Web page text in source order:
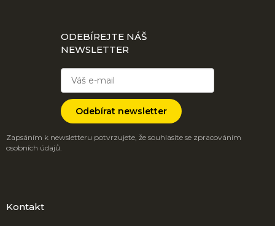
ODEBÍREJTE NÁŠ
NEWSLETTER
Odebírat newsletter
Zapsáním k newsletteru potvrzujete, že souhlasíte se zpracováním
osobních údajů.
Kontakt